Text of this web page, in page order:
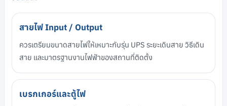
สายไฟ Input / Output
ควรเตรียมขนาดสายไฟให้เหมาะกับรุ่น UPS ระยะเดินสาย วิธีเดิน
สาย และมาตรฐานงานไฟฟ้าของสถานที่ติดตั้ง
เบรกเกอร์และตู้ไฟ